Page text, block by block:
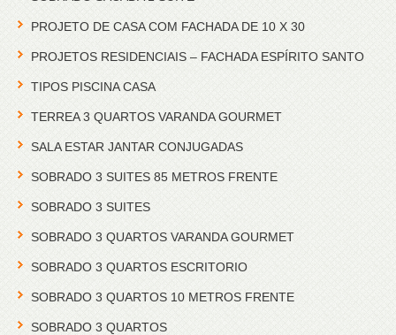
PROJETO DE CASA COM FACHADA DE 10 X 30
PROJETOS RESIDENCIAIS – FACHADA ESPÍRITO SANTO
TIPOS PISCINA CASA
TERREA 3 QUARTOS VARANDA GOURMET
SALA ESTAR JANTAR CONJUGADAS
SOBRADO 3 SUITES 85 METROS FRENTE
SOBRADO 3 SUITES
SOBRADO 3 QUARTOS VARANDA GOURMET
SOBRADO 3 QUARTOS ESCRITORIO
SOBRADO 3 QUARTOS 10 METROS FRENTE
SOBRADO 3 QUARTOS